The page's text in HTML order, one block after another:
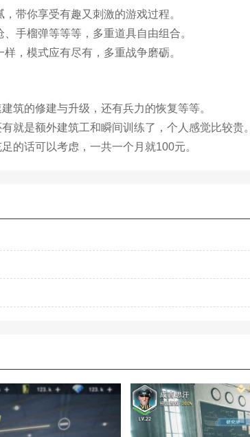
带你享受有趣又刺激的游戏过程。
手榴弹等等等，多重道具自由组合。
，模式应有尽有，多重战争磨砺。
筑的修建与升级，还有兵力的恢复等等。
就是额外建筑工和瞬间训练了，个人感觉比较贵。
的话可以考虑，一共一个月就100元。